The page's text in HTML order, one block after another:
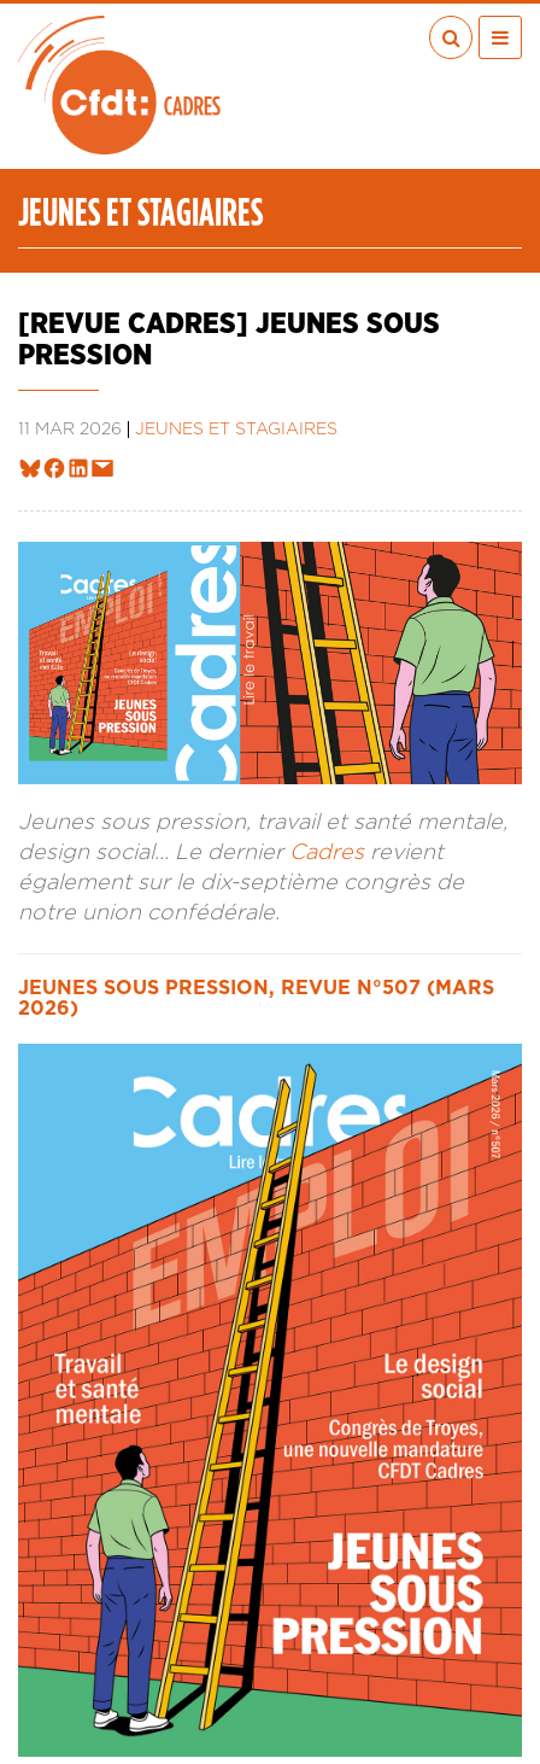
contenu
principal
ACTUALITÉS
PUBLICATIONS
EN RÉGION
QUI SOMMES-NOUS ?
LES TRANSITIONS JUSTES
IA
ESPACE ADHÉRENTS
ADHÉRER
CONTACT
LA REVUE CADRES
LE CREFAC
L’OBSERVATOIRE DES CADRES
JEUNES ET STAGIAIRES
[REVUE CADRES] JEUNES SOUS
PRESSION
11 MAR 2026 JEUNES ET STAGIAIRES
Jeunes sous pression, travail et santé mentale,
design social… Le dernier Cadresrevient
également sur le dix-septième congrès de
notre union confédérale.
JEUNES SOUS PRESSION, REVUE N°507 (MARS
2026)